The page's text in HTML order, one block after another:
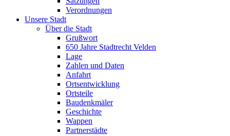
Verordnungen
Unsere Stadt
Über die Stadt
Grußwort
650 Jahre Stadtrecht Velden
Lage
Zahlen und Daten
Anfahrt
Ortsentwicklung
Ortsteile
Baudenkmäler
Geschichte
Wappen
Partnerstädte